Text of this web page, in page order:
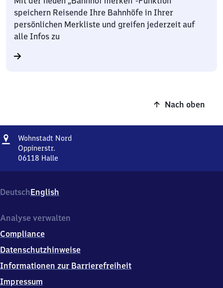
speichern Reisende Ihre Bahnhöfe in Ihrer
persönlichen Merkliste und greifen jederzeit auf
alle Infos zu
Nach oben
Adresse
Wohnstadt NordWohnstadt
Oppinerstr.
06118 Halle
Oppinerstr.,
0
1
8
Halle
DeutschEnglish
Analyse verwalten
Compliance
Datenschutzhinweise
Informationen zur Barrierefreiheit
Impressum